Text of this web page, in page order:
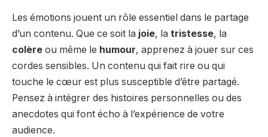
Les émotions jouent un rôle essentiel dans le partage
d’un contenu. Que ce soit la joie, la tristesse, la
colère ou même le humour, apprenez à jouer sur ces
cordes sensibles. Un contenu qui fait rire ou qui
touche le cœur est plus susceptible d’être partagé.
Pensez à intégrer des histoires personnelles ou des
anecdotes qui font écho à l’expérience de votre
audience.